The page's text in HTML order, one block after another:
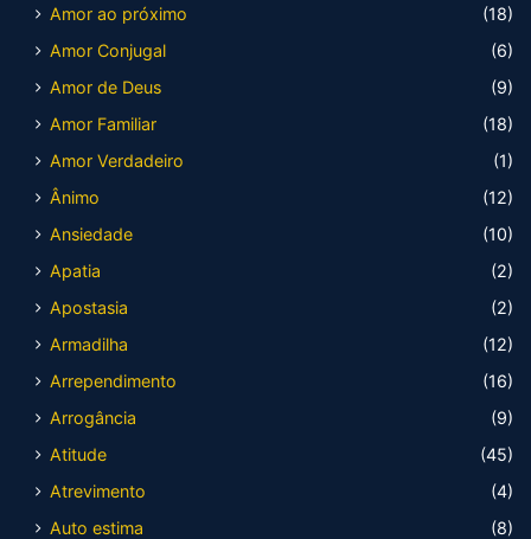
Amor ao próximo
(18)
Amor Conjugal
(6)
Amor de Deus
(9)
Amor Familiar
(18)
Amor Verdadeiro
(1)
Ânimo
(12)
Ansiedade
(10)
Apatia
(2)
Apostasia
(2)
Armadilha
(12)
Arrependimento
(16)
Arrogância
(9)
Atitude
(45)
Atrevimento
(4)
Auto estima
(8)